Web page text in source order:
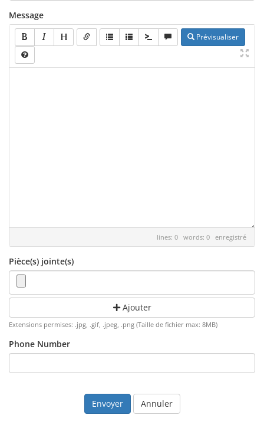
Message
Prévisualiser
lines: 0 words: 0 enregistré
Pièce(s) jointe(s)
Ajouter
Extensions permises: .jpg, .gif, .jpeg, .png (Taille de fichier max: 8MB)
Phone Number
Annuler